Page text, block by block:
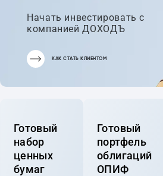
Начать инвестировать с
компанией ДОХОДЪ
КАК СТАТЬ КЛИЕНТОМ
Готовый
набор
ценных
бумаг
Готовый
портфель
облигаций
ОПИФ